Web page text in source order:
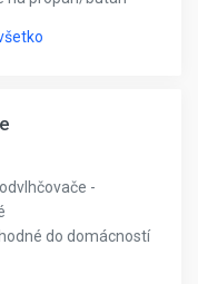
-
do domácností